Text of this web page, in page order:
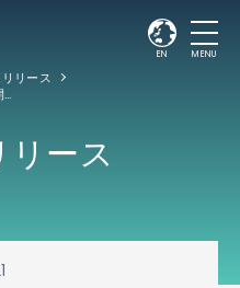
EN MENU
リース
NTTドコモとオペレータパックの開発を開始
ース